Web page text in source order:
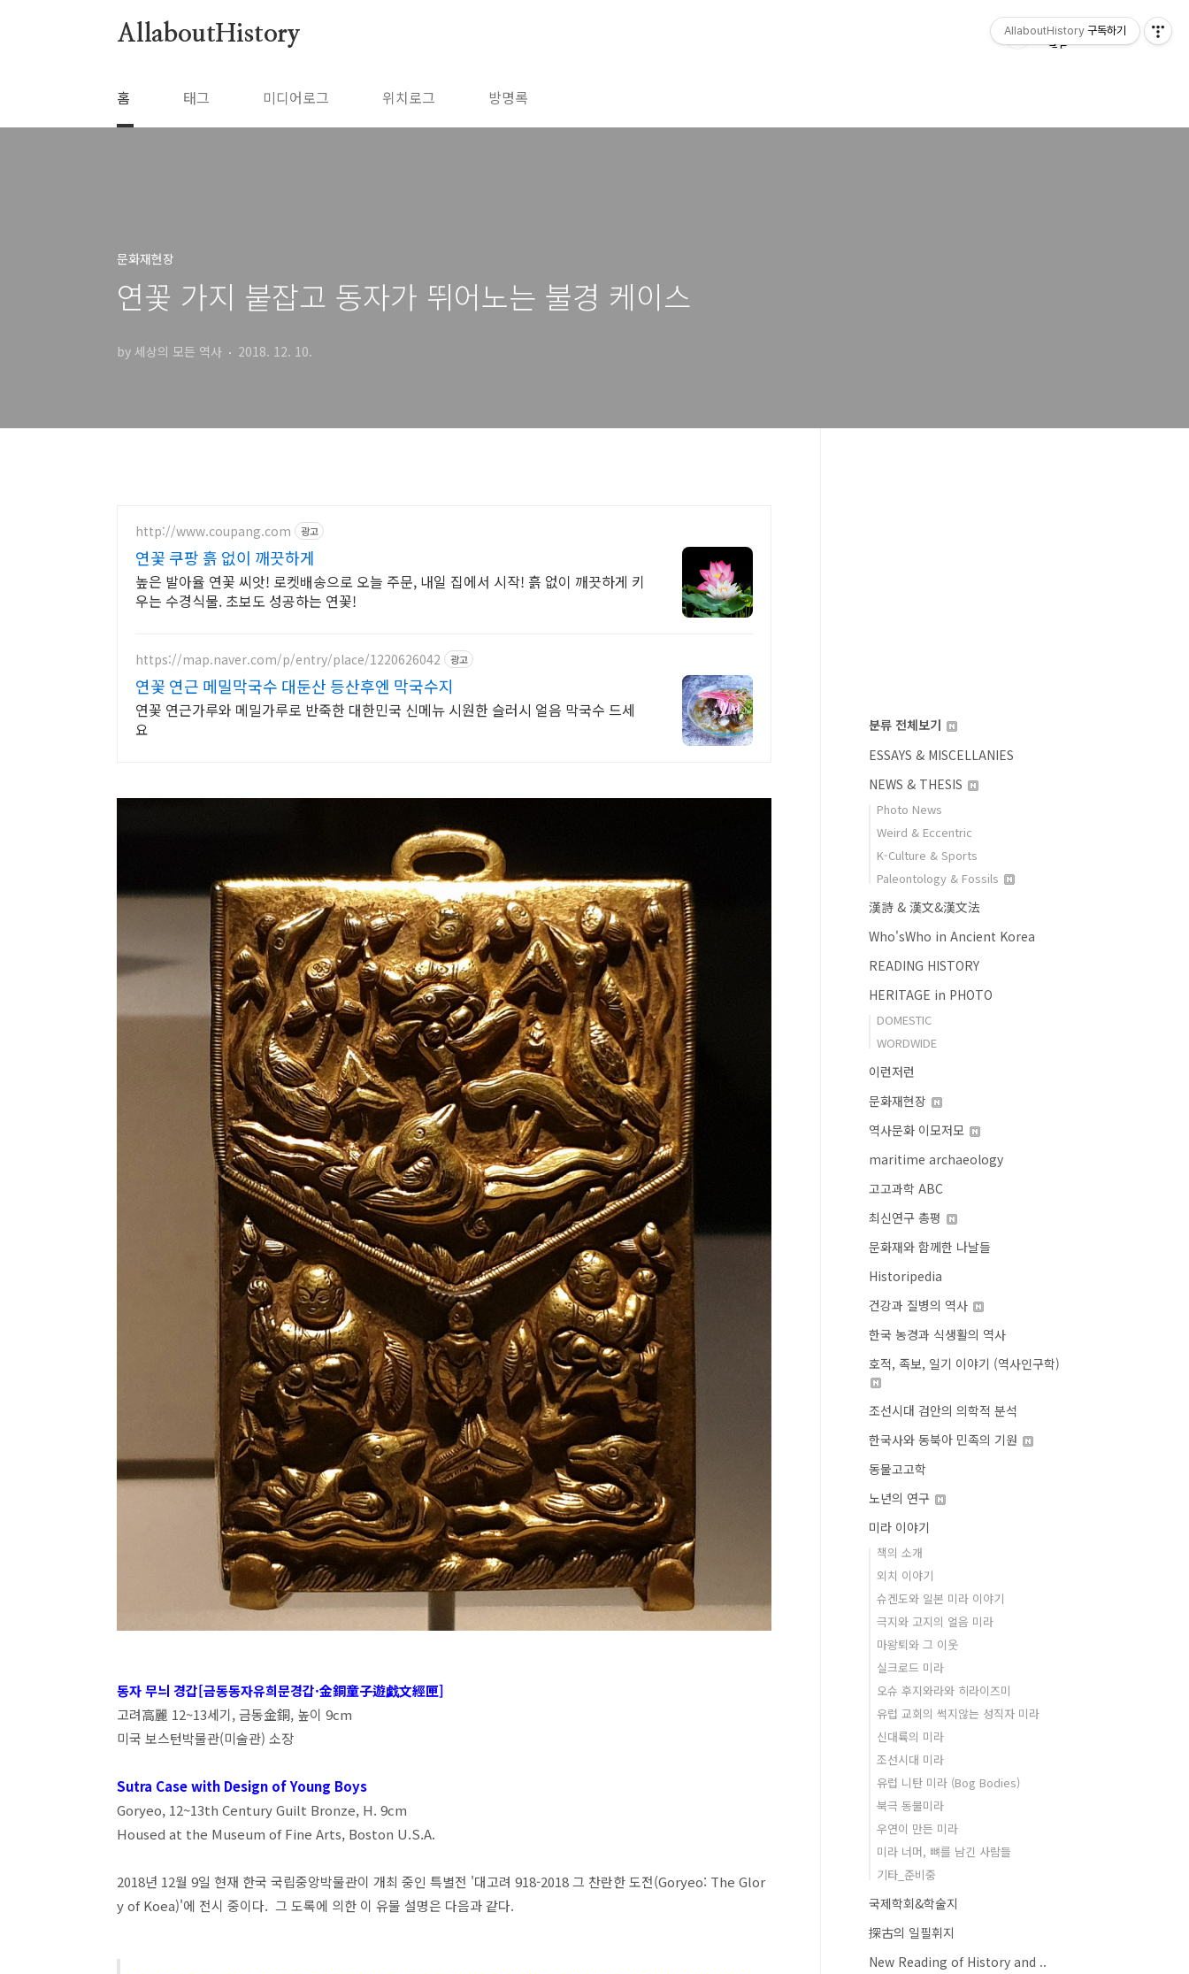
AllaboutHistory
홈 태그 미디어로그 위치로그 방명록
문화재현장
연꽃 가지 붙잡고 동자가 뛰어노는 불경 케이스
by 세상의 모든 역사 2018. 12. 10.
http://www.coupang.com 광고
연꽃 쿠팡 흙 없이 깨끗하게
높은 발아율 연꽃 씨앗! 로켓배송으로 오늘 주문, 내일 집에서 시작! 흙 없이 깨끗하게 키
우는 수경식물. 초보도 성공하는 연꽃!
https://map.naver.com/p/entry/place/1220626042 광고
연꽃 연근 메밀막국수 대둔산 등산후엔 막국수지
연꽃 연근가루와 메밀가루로 반죽한 대한민국 신메뉴 시원한 슬러시 얼음 막국수 드세
요
동자 무늬 경갑[금동동자유희문경갑·金銅童子遊戯文經匣]
고려高麗 12~13세기, 금동金銅, 높이 9cm
미국 보스턴박물관(미술관) 소장
Sutra Case with Design of Young Boys
Goryeo, 12~13th Century Guilt Bronze, H. 9cm
Housed at the Museum of Fine Arts, Boston U.S.A.
2018년 12월 9일 현재 한국 국립중앙박물관이 개최 중인 특별전 '대고려 918-2018 그 찬란한 도전(Goryeo: The Glor
y of Koea)'에 전시 중이다. 그 도록에 의한 이 유물 설명은 다음과 같다.
분류 전체보기
ESSAYS & MISCELLANIES
NEWS & THESIS
Photo News
Weird & Eccentric
K-Culture & Sports
Paleontology & Fossils
漢詩 & 漢文&漢文法
Who'sWho in Ancient Korea
READING HISTORY
HERITAGE in PHOTO
DOMESTIC
WORDWIDE
이런저런
문화재현장
역사문화 이모저모
maritime archaeology
고고과학 ABC
최신연구 총평
문화재와 함께한 나날들
Historipedia
건강과 질병의 역사
한국 농경과 식생활의 역사
호적, 족보, 일기 이야기 (역사인구학)
조선시대 검안의 의학적 분석
한국사와 동북아 민족의 기원
동물고고학
노년의 연구
미라 이야기
책의 소개
외치 이야기
슈겐도와 일본 미라 이야기
극지와 고지의 얼음 미라
마왕퇴와 그 이웃
실크로드 미라
오슈 후지와라와 히라이즈미
유럽 교회의 썩지않는 성직자 미라
신대륙의 미라
조선시대 미라
유럽 니탄 미라 (Bog Bodies)
북극 동물미라
우연이 만든 미라
미라 너머, 뼈를 남긴 사람들
기타_준비중
국제학회&학술지
探古의 일필휘지
New Reading of History and ..
AllaboutHistory 구독하기